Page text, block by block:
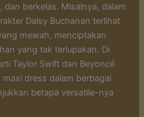
berkelas. Misalnya, dalam
Daisy Buchanan terlihat
mewah, menciptakan
yang tak terlupakan. Di
Taylor Swift dan Beyoncé
dress dalam berbagai
betapa versatile-nya